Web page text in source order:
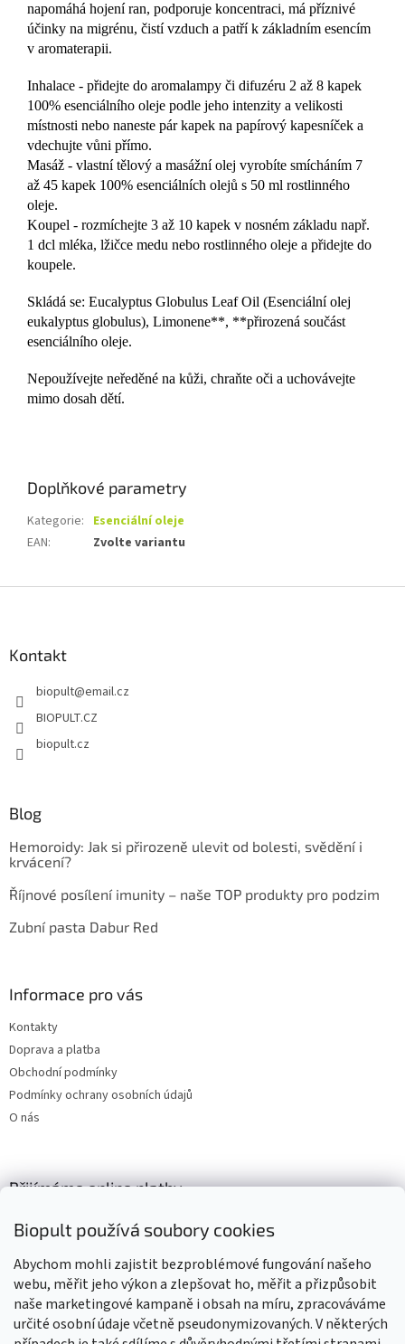
Biopult používá soubory cookies
Abychom mohli zajistit bezproblémové fungování našeho
webu, měřit jeho výkon a zlepšovat ho, měřit a přizpůsobit
naše marketingové kampaně i obsah na míru, zpracováváme
určité osobní údaje včetně pseudonymizovaných. V některých
napomáhá hojení ran, podporuje koncentraci, má příznivé
účinky na migrénu, čistí vzduch a patří k základním esencím
v aromaterapii.
Inhalace - přidejte do aromalampy či difuzéru 2 až 8 kapek
100% esenciálního oleje podle jeho intenzity a velikosti
místnosti nebo naneste pár kapek na papírový kapesníček a
vdechujte vůni přímo.
Masáž - vlastní tělový a masážní olej vyrobíte smícháním 7
až 45 kapek 100% esenciálních olejů s 50 ml rostlinného
oleje.
Koupel - rozmíchejte 3 až 10 kapek v nosném základu např.
1 dcl mléka, lžičce medu nebo rostlinného oleje a přidejte do
koupele.
Skládá se: Eucalyptus Globulus Leaf Oil (Esenciální olej
eukalyptus globulus), Limonene**, **přirozená součást
esenciálního oleje.
Nepoužívejte neředěné na kůži, chraňte oči a uchovávejte
mimo dosah dětí.
Doplňkové parametry
Kategorie: Esenciální oleje
EAN: Zvolte variantu
Kontakt
biopult@email.cz
BIOPULT.CZ
biopult.cz
Blog
Hemoroidy: Jak si přirozeně ulevit od bolesti, svědění i
krvácení?
Říjnové posílení imunity – naše TOP produkty pro podzim
Zubní pasta Dabur Red
Informace pro vás
Kontakty
Doprava a platba
Obchodní podmínky
Podmínky ochrany osobních údajů
O nás
Přijímáme online platby
Výrobky označené BIO jsou certifikované kontrolní organizací CZ-
BIO-003